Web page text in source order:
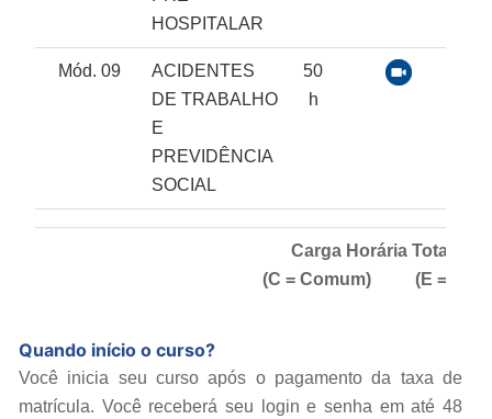
HOSPITALAR
Mód. 09
ACIDENTES
DE TRABALHO
E
PREVIDÊNCIA
SOCIAL
50
h
Carga Horária Total:
(C = Comum) (E =
Quando início o curso?
Você inicia seu curso após o pagamento da taxa de
matrícula. Você receberá seu login e senha em até 48